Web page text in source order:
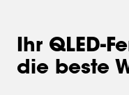
Ihr QLED-
die beste